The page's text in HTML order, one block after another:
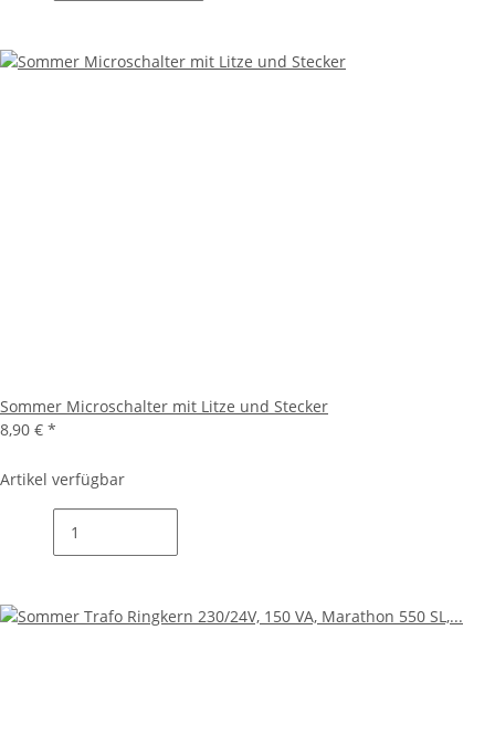
Sommer Microschalter mit Litze und Stecker
8,90 € *
Artikel verfügbar